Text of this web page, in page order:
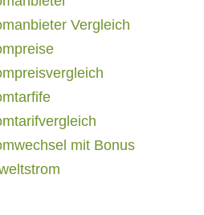
Vergleich
mit Bonus